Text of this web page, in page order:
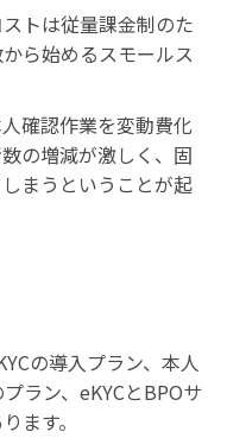
トは従量課金制のた
ら始めるスモールス
確認作業を変動費化
の増減が激しく、固
まうということが起
の導入プラン、本人
ラン、eKYCとBPOサ
ます。